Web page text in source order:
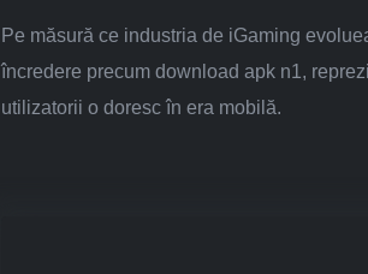
Pe măsură ce industria de iGaming
încredere precum download apk n1,
utilizatorii o doresc în era mobilă.